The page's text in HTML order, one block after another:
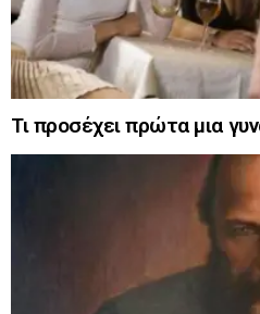
Τι προσέχει πρώτα μια